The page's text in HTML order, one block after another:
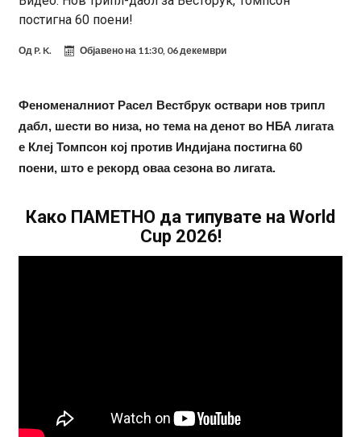
Мадрид!
Карагер ги изненади сите со својата прогноза: “Тие ќе ја освојат
Премиер лигата, а причината е едноставна”
Родри ги отвори вратите за трансфер во Барселона, Реал Мадрид
година
Директор на ФИА за драмата во Формула 1: Не можеме да одиме
толку далеку!
Колку бара ПСЖ и кој е „плафонот“ на Ливерпул за трансферот
ан Бредли Баркола?
постигна 60 поени!
Од P. K. Објавено на 11:30, 06 декември
Феноменалниот Расел Вестбрук оствари нов трипл
дабл, шести во низа, но тема на денот во НБА лигата
е Клеј Томпсон кој против Индијана постигна 60
поени, што е рекорд оваа сезона во лигата.
Како ПАМЕТНО да типувате на World
Cup 2026!